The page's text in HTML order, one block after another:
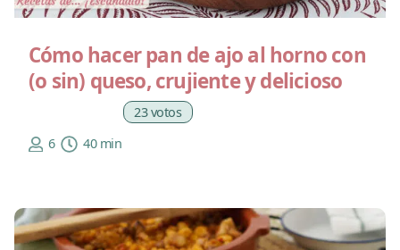
Cómo hacer pan de ajo al horno con
(o sin) queso, crujiente y delicioso
23 votos
6
40 min